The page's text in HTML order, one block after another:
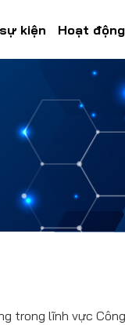
kiện Hoạt
trong lĩnh vực